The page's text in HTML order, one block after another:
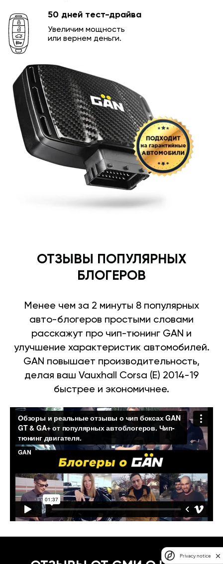
50 дней тест-драйва
Увеличим мощность
или вернем деньги.
ОТЗЫВЫ ПОПУЛЯРНЫХ
БЛОГЕРОВ
Менее чем за 2 минуты 8 популярных
авто-блогеров простыми словами
расскажут про чип-тюнинг GAN и
улучшение характеристик автомобилей.
GAN повышает производительность,
делая ваш Vauxhall Corsa (E) 2014-19
быстрее и экономичнее.
Privacy notice